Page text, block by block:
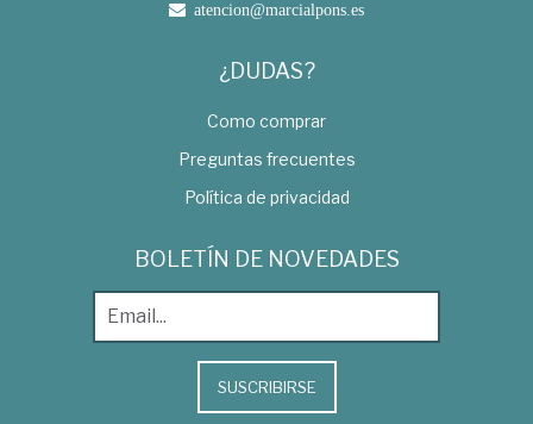
atencion@marcialpons.es
¿DUDAS?
Como comprar
Preguntas frecuentes
Política de privacidad
BOLETÍN DE NOVEDADES
SUSCRIBIRSE